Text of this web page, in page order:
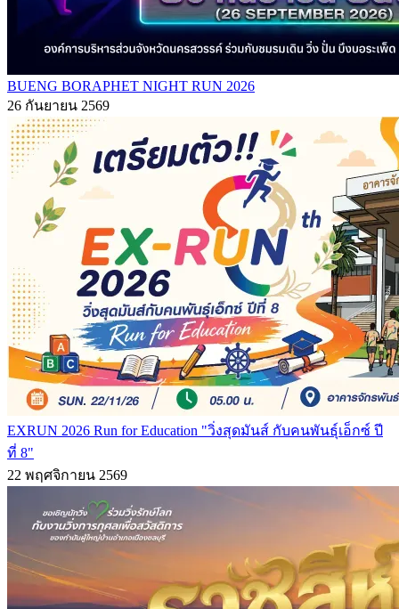
BUENG BORAPHET NIGHT RUN 2026
26 กันยายน 2569
EXRUN 2026 Run for Education "วิ่งสุดมันส์ กับคนพันธุ์เอ็กซ์ ปี
ที่ 8"
22 พฤศจิกายน 2569